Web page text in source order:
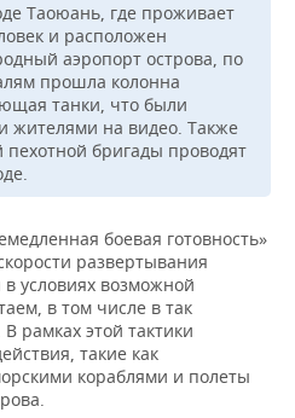
Таоюань, где проживает
и расположен
аэропорт острова, по
прошла колонна
танки, что были
жителями на видео. Также
бригады проводят
боевая готовность»
развертывания
условиях возможной
в том числе в так
рамках этой тактики
такие как
кораблями и полеты